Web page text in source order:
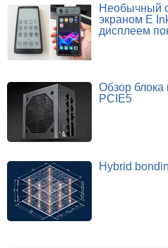
Необычный
экраном E
дисплеем
Обзор блока
PCIE5
Hybrid